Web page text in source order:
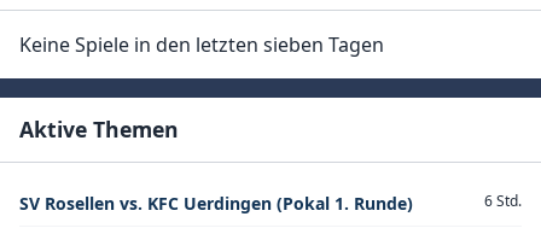
Keine Spiele in den letzten sieben Tagen
Aktive Themen
SV Rosellen vs. KFC Uerdingen (Pokal 1. Runde) 6 Std.